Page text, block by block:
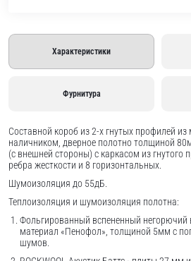
Характеристики
Фурнитура
Составной короб из 2-х гнутых профилей
наличником, дверное полотно толщиной
(с внешней стороны) c каркасом из гнутого
ребра жесткости и 8 горизонтальных.
Шумоизоляция до 55дБ.
Теплоизоляция и шумоизоляция полотна:
Фольгированный вспененный негорючий
материал «Пенофол», толщиной 5мм с
шумов.